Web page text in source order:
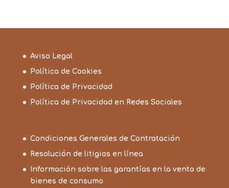
Aviso Legal
Política de Cookies
Política de Privacidad
Política de Privacidad en Redes Sociales
Condiciones Generales de Contratación
Resolución de litigios en línea
Información sobre las garantías en la venta de
bienes de consumo